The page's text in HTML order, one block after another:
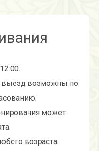
выезд возможны по
может
возраста.